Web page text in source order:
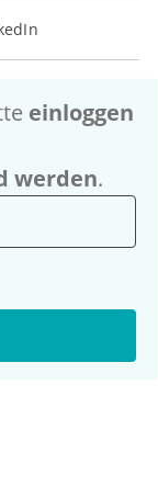
einloggen
werden.